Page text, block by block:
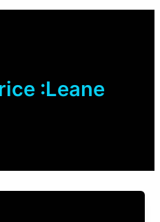
:Leane